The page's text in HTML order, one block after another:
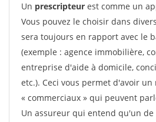
Un prescripteur est comme un
Vous pouvez le choisir dans
sera toujours en rapport avec le
(exemple : agence immobilière,
entreprise d'aide à domicile,
etc.). Ceci vous permet d'avoir un
« commerciaux » qui peuvent
Un assureur qui entend qu'un de